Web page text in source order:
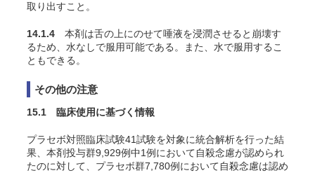
取り出すこと。
14.1.4 本剤は舌の上にのせて唾液を浸潤させると崩壊す
るため、水なしで服用可能である。また、水で服用するこ
ともできる。
その他の注意
15.1 臨床使用に基づく情報
プラセボ対照臨床試験41試験を対象に統合解析を行った結
果、本剤投与群9,929例中1例において自殺念慮が認められ
たのに対して、プラセボ群7,780例において自殺念慮は認め